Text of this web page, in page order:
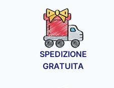
SPEDIZIONE
GRATUITA